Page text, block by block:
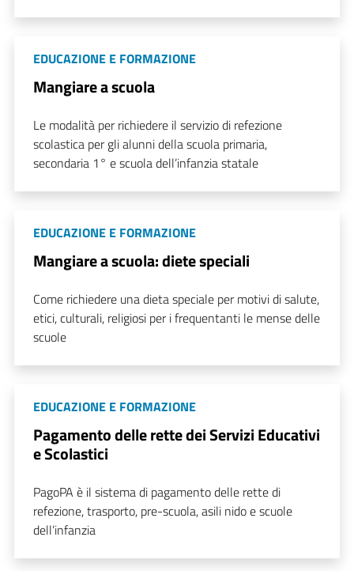
EDUCAZIONE E FORMAZIONE
Mangiare a scuola
Le modalità per richiedere il servizio di refezione
scolastica per gli alunni della scuola primaria,
secondaria 1° e scuola dell’infanzia statale
EDUCAZIONE E FORMAZIONE
Mangiare a scuola: diete speciali
Come richiedere una dieta speciale per motivi di salute,
etici, culturali, religiosi per i frequentanti le mense delle
scuole
EDUCAZIONE E FORMAZIONE
Pagamento delle rette dei Servizi Educativi
e Scolastici
PagoPA è il sistema di pagamento delle rette di
refezione, trasporto, pre-scuola, asili nido e scuole
dell’infanzia